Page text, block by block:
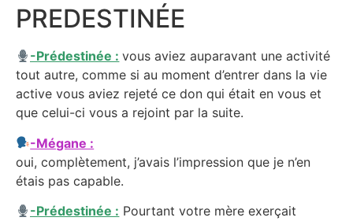
PREDESTINÉE
-Prédestinée : vous aviez auparavant une activité
tout autre, comme si au moment d’entrer dans la vie
active vous aviez rejeté ce don qui était en vous et
que celui-ci vous a rejoint par la suite.
-Mégane :
oui, complètement, j’avais l’impression que je n’en
étais pas capable.
-Prédestinée : Pourtant votre mère exerçait